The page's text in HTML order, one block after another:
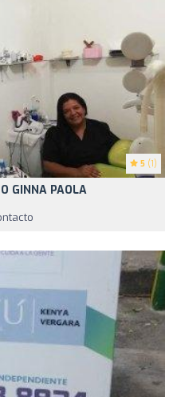
5 (1)
GINNA PAOLA